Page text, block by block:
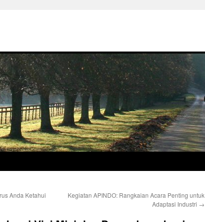
Anda Ketahui
Kegiatan APINDO: Rangkaian Acara Penting untuk
Adaptasi Industri →